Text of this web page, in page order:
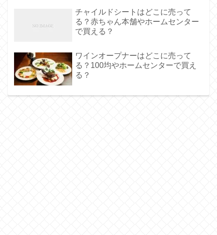
チャイルドシートはどこに売って
る？赤ちゃん本舗やホームセンター
で買える？
ワインオープナーはどこに売って
る？100均やホームセンターで買え
る？